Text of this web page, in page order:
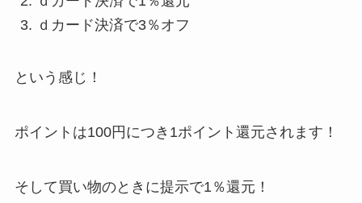
ｄカード決済で3％オフ
という感じ！
ポイントは100円につき1ポイント還元されます！
そして買い物のときに提示で1％還元！